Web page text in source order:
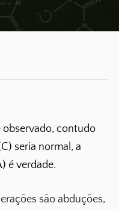
observado, contudo
seria normal, a
é verdade.
são abduções,